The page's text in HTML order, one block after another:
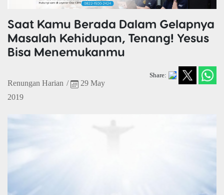
Saat Kamu Berada Dalam Gelapnya
Masalah Kehidupan, Tenang! Yesus
Bisa Menemukanmu
Renungan Harian /
29 May
2019
Share: